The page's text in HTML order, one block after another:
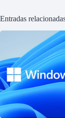
Entradas